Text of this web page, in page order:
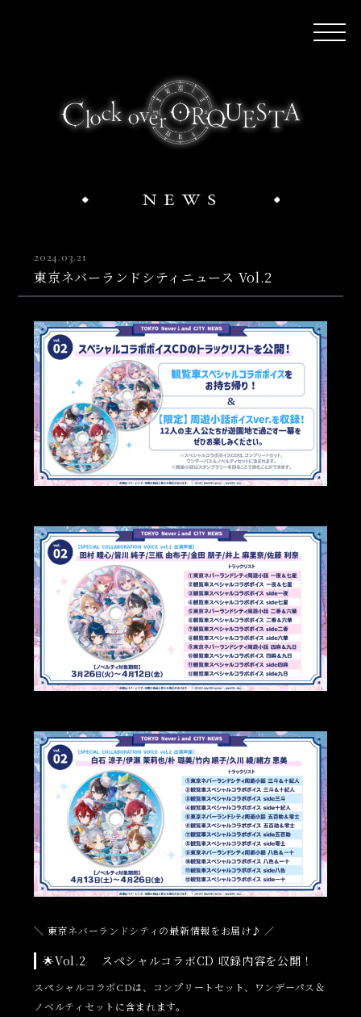
2024.03.21
東京ネバーランドシティニュース Vol.2
＼ 東京ネバーランドシティの最新情報をお届け♪ ／
🌟Vol.2 スペシャルコラボCD 収録内容を公開！
スペシャルコラボCDは、コンプリートセット、ワンデーパス＆
ノベルティセットに含まれます。